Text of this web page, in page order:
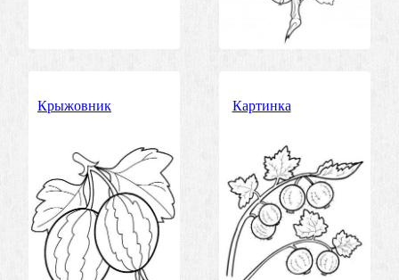
Крыжовник Картинка